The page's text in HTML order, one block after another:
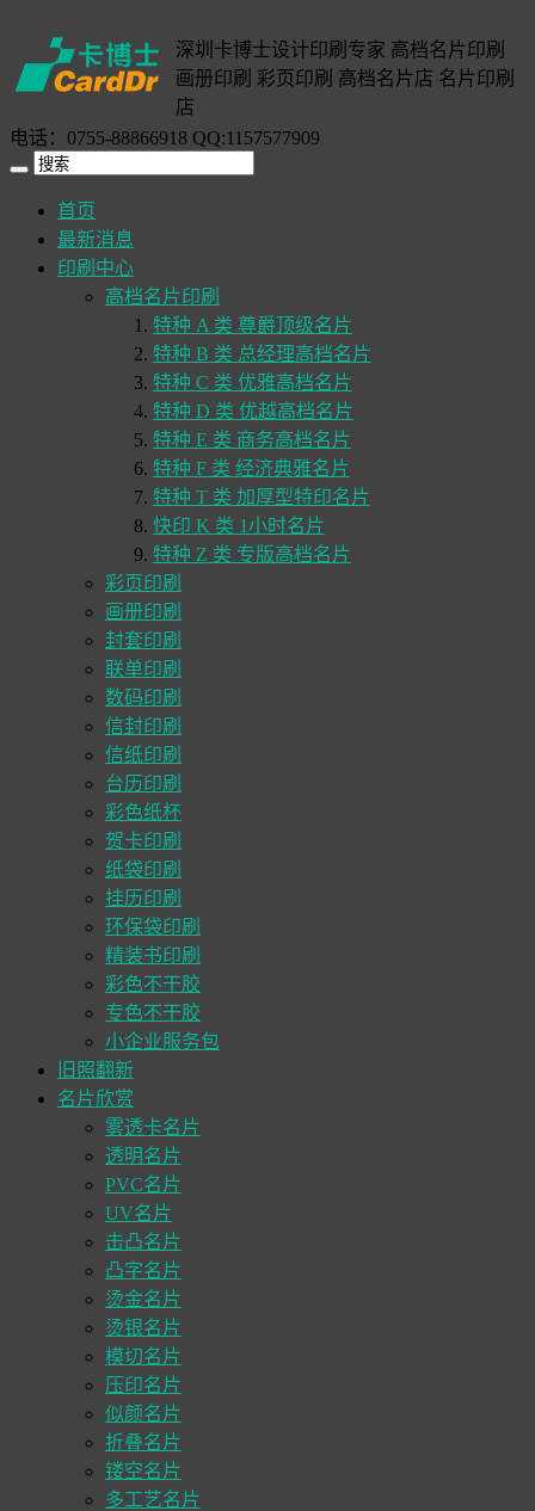
深圳卡博士设计印刷专家 高档名片印刷
画册印刷 彩页印刷 高档名片店 名片印刷
店
电话：0755-88866918 QQ:1157577909
首页
最新消息
印刷中心
高档名片印刷
特种 A 类 尊爵顶级名片
特种 B 类 总经理高档名片
特种 C 类 优雅高档名片
特种 D 类 优越高档名片
特种 E 类 商务高档名片
特种 F 类 经济典雅名片
特种 T 类 加厚型特印名片
快印 K 类 1小时名片
特种 Z 类 专版高档名片
彩页印刷
画册印刷
封套印刷
联单印刷
数码印刷
信封印刷
信纸印刷
台历印刷
彩色纸杯
贺卡印刷
纸袋印刷
挂历印刷
环保袋印刷
精装书印刷
彩色不干胶
专色不干胶
小企业服务包
旧照翻新
名片欣赏
雾透卡名片
透明名片
PVC名片
UV名片
击凸名片
凸字名片
烫金名片
烫银名片
模切名片
压印名片
似颜名片
折叠名片
镂空名片
多工艺名片